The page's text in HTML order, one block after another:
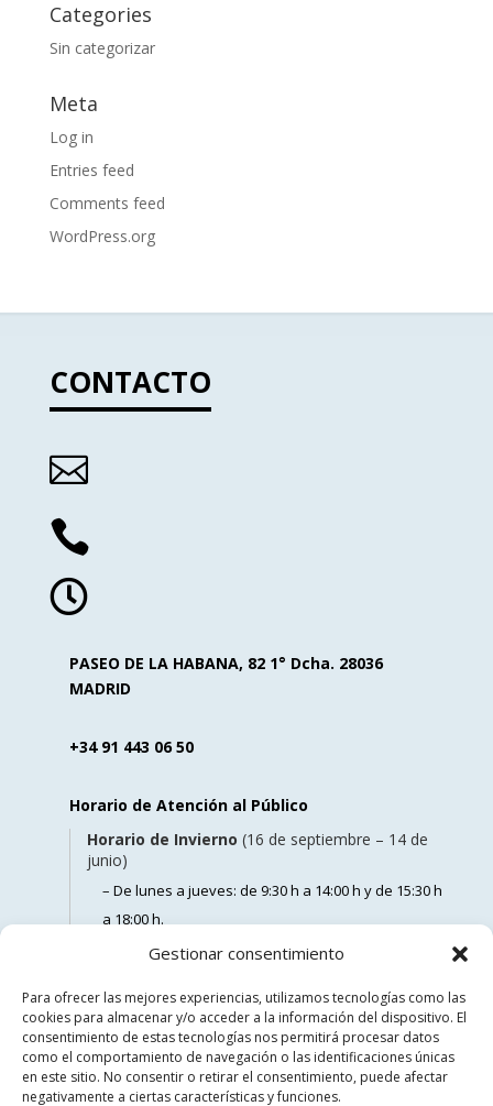
Gestionar consentimiento
Para ofrecer las mejores experiencias, utilizamos tecnologías como las
cookies para almacenar y/o acceder a la información del dispositivo. El
consentimiento de estas tecnologías nos permitirá procesar datos
como el comportamiento de navegación o las identificaciones únicas
en este sitio. No consentir o retirar el consentimiento, puede afectar
negativamente a ciertas características y funciones.
Categories
Sin categorizar
Meta
Log in
Entries feed
Comments feed
WordPress.org
CONTACTO



PASEO DE LA HABANA, 82 1° Dcha. 28036
MADRID
+34 91 443 06 50
Horario de Atención al Público
Horario de Invierno (16 de septiembre – 14 de
junio)
– De lunes a jueves: de 9:30 h a 14:00 h y de 15:30 h
a 18:00 h.
– Los viernes: de 9:00 h a 14:00 h.
Horario de Verano
(15 de junio – 15 de
septiembre)
– De lunes a viernes: de 9:00 h a 14:00 h.